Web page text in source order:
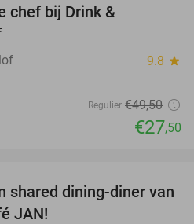
chef bij Drink &
9.8 star
Regulier €49,50
€27,50
31%
shared dining-diner van
JAN!